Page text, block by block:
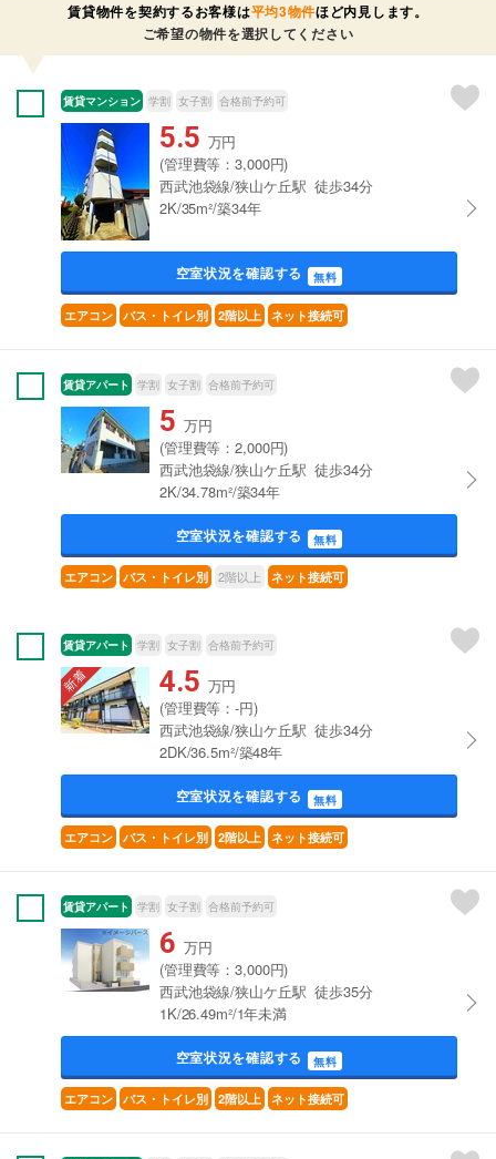
賃貸物件を契約するお客様は平均3物件ほど内見します。
ご希望の物件を選択してください
賃貸マンション 学割 女子割 合格前予約可
5.5 万円
(管理費等：3,000円)
西武池袋線/狭山ケ丘駅 徒歩34分
2K/35m²/築34年
空室状況を確認する 無料
エアコン バス・トイレ別 2階以上 ネット接続可
賃貸アパート 学割 女子割 合格前予約可
5 万円
(管理費等：2,000円)
西武池袋線/狭山ケ丘駅 徒歩34分
2K/34.78m²/築34年
空室状況を確認する 無料
エアコン バス・トイレ別 2階以上 ネット接続可
賃貸アパート 学割 女子割 合格前予約可
4.5 万円
(管理費等：-円)
西武池袋線/狭山ケ丘駅 徒歩34分
2DK/36.5m²/築48年
空室状況を確認する 無料
エアコン バス・トイレ別 2階以上 ネット接続可
賃貸アパート 学割 女子割 合格前予約可
6 万円
(管理費等：3,000円)
西武池袋線/狭山ケ丘駅 徒歩35分
1K/26.49m²/1年未満
空室状況を確認する 無料
エアコン バス・トイレ別 2階以上 ネット接続可